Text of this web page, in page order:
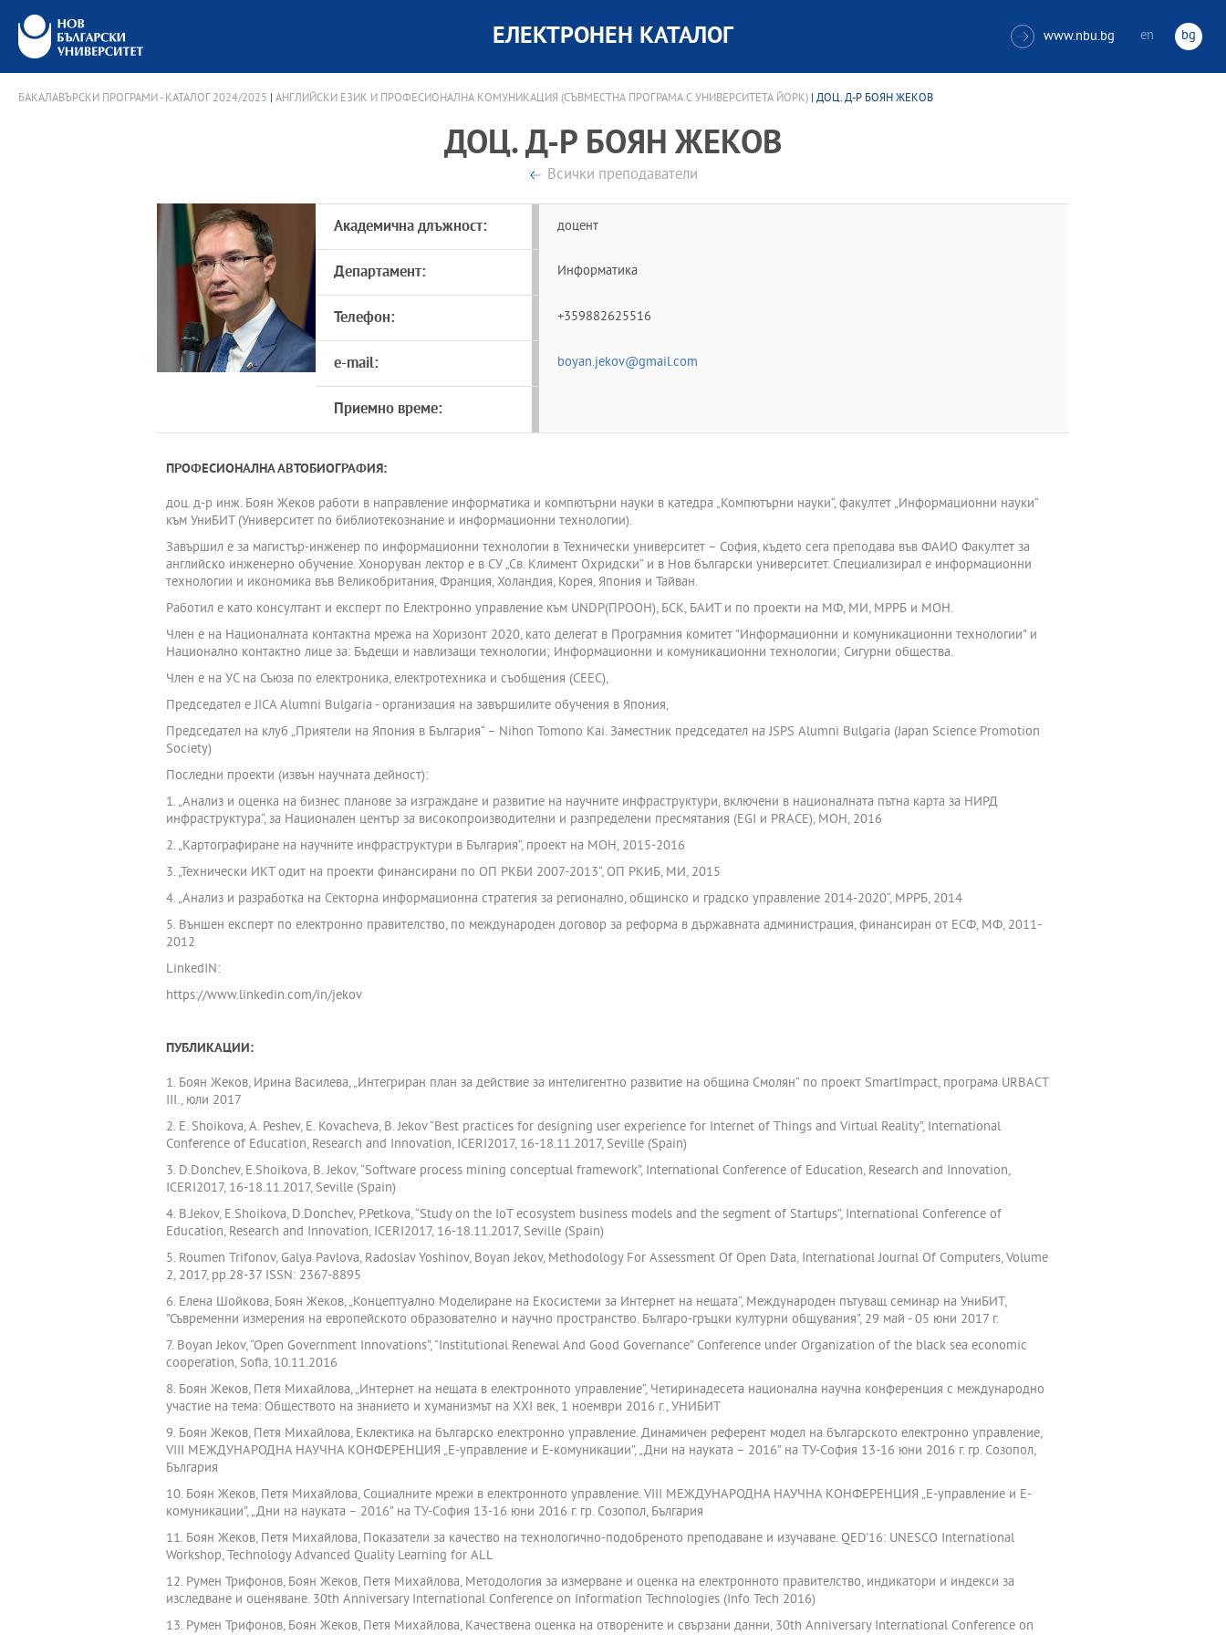
ЕЛЕКТРОНЕН КАТАЛОГ  www.nbu.bg en bg
БАКАЛАВЪРСКИ ПРОГРАМИ - КАТАЛОГ 2024/2025 АНГЛИЙСКИ ЕЗИК И ПРОФЕСИОНАЛНА КОМУНИКАЦИЯ (СЪВМЕСТНА ПРОГРАМА С УНИВЕРСИТЕТА ЙОРК) | ДОЦ. Д-Р БОЯН ЖЕКОВ
ДОЦ. Д-Р БОЯН ЖЕКОВ
Всички преподаватели
Академична длъжност: доцент
Департамент: Информатика
Телефон: +359882625516
e-mail: boyan.jekov@gmail.com
Приемно време:
ПРОФЕСИОНАЛНА АВТОБИОГРАФИЯ:
доц. д-р инж. Боян Жеков работи в направление информатика и компютърни науки в катедра „Компютърни науки“, факултет „Информационни науки“
към УниБИТ (Университет по библиотекознание и информационни технологии).
Завършил е за магистър-инженер по информационни технологии в Технически университет – София, където сега преподава във ФАИО Факултет за
английско инженерно обучение. Хоноруван лектор е в СУ „Св. Климент Охридски“ и в Нов български университет. Специализирал е информационни
технологии и икономика във Великобритания, Франция, Холандия, Корея, Япония и Тайван.
Работил е като консултант и експерт по Електронно управление към UNDP(ПРООН), БСК, БАИТ и по проекти на МФ, МИ, МРРБ и МОН.
Член е на Националната контактна мрежа на Хоризонт 2020, като делегат в Програмния комитет "Информационни и комуникационни технологии" и
Национално контактно лице за: Бъдещи и навлизащи технологии; Информационни и комуникационни технологии; Сигурни общества.
Член е на УС на Съюза по електроника, електротехника и съобщения (СЕЕС),
Председател е JICA Alumni Bulgaria - организация на завършилите обучения в Япония,
Председател на клуб „Приятели на Япония в България“ – Nihon Tomono Kai. Заместник председател на JSPS Alumni Bulgaria (Japan Science Promotion
Society)
Последни проекти (извън научната дейност):
1. „Анализ и оценка на бизнес планове за изграждане и развитие на научните инфраструктури, включени в националната пътна карта за НИРД
инфраструктура“, за Национален център за високопроизводителни и разпределени пресмятания (EGI и PRACE), МОН, 2016
2. „Картографиране на научните инфраструктури в България“, проект на МОН, 2015-2016
3. „Технически ИКТ одит на проекти финансирани по ОП РКБИ 2007-2013“, ОП РКИБ, МИ, 2015
4. „Анализ и разработка на Секторна информационна стратегия за регионално, общинско и градско управление 2014-2020“, МРРБ, 2014
5. Външен експерт по електронно правителство, по международен договор за реформа в държавната администрация, финансиран от ЕСФ, МФ, 2011-
2012
LinkedIN:
https://www.linkedin.com/in/jekov
ПУБЛИКАЦИИ:
1. Боян Жеков, Ирина Василева, „Интегриран план за действие за интелигентно развитие на община Смолян“ по проект SmartImpact, програма URBACT
III., юли 2017
2. E. Shoikova, A. Peshev, E. Kovacheva, B. Jekov “Best practices for designing user experience for Internet of Things and Virtual Reality”, International
Conference of Education, Research and Innovation, ICERI2017, 16-18.11.2017, Seville (Spain)
3. D.Donchev, E.Shoikova, B. Jekov, “Software process mining conceptual framework”, International Conference of Education, Research and Innovation,
ICERI2017, 16-18.11.2017, Seville (Spain)
4. B.Jekov, E.Shoikova, D.Donchev, P.Petkova, “Study on the IoT ecosystem business models and the segment of Startups”, International Conference of
Education, Research and Innovation, ICERI2017, 16-18.11.2017, Seville (Spain)
5. Roumen Trifonov, Galya Pavlova, Radoslav Yoshinov, Boyan Jekov, Methodology For Assessment Of Open Data, International Journal Of Computers, Volume
2, 2017, pp.28-37 ISSN: 2367-8895
6. Елена Шойкова, Боян Жеков, „Концептуално Моделиране на Екосистеми за Интернет на нещата“, Международен пътуващ семинар на УниБИТ,
"Съвременни измерения на европейското образователно и научно пространство. Българо-гръцки културни общувания", 29 май - 05 юни 2017 г.
7. Boyan Jekov, “Open Government Innovations”, “Institutional Renewal And Good Governance” Conference under Organization of the black sea economic
cooperation, Sofia, 10.11.2016
8. Боян Жеков, Петя Михайлова, „Интернет на нещата в електронното управление“, Четиринадесета национална научна конференция с международно
участие на тема: Обществото на знанието и хуманизмът на ХХІ век, 1 ноември 2016 г., УНИБИТ
9. Боян Жеков, Петя Михайлова, Еклектика на българско електронно управление. Динамичен референт модел на българското електроннo управление,
VIII МЕЖДУНАРОДНА НАУЧНА КОНФЕРЕНЦИЯ „Е-управление и Е-комуникации”, „Дни на науката – 2016” на ТУ-София 13-16 юни 2016 г. гр. Созопол,
България
10. Боян Жеков, Петя Михайлова, Социалните мрежи в електронното управление. VIII МЕЖДУНАРОДНА НАУЧНА КОНФЕРЕНЦИЯ „Е-управление и Е-
комуникации”, „Дни на науката – 2016” на ТУ-София 13-16 юни 2016 г. гр. Созопол, България
11. Боян Жеков, Петя Михайлова, Показатели за качество на технологично-подобреното преподаване и изучаване. QED'16: UNESCO International
Workshop, Technology Advanced Quality Learning for ALL
12. Румен Трифонов, Боян Жеков, Петя Михайлова, Методология за измерване и оценка на електронното правителство, индикатори и индекси за
изследване и оценяване. 30th Anniversary International Conference on Information Technologies (Info Tech 2016)
13. Румен Трифонов, Боян Жеков, Петя Михайлова, Качествена оценка на отворените и свързани данни, 30th Anniversary International Conference on